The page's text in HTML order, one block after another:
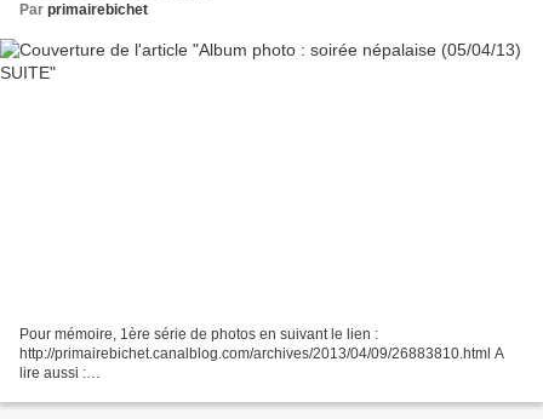
Par primairebichet
Pour mémoire, 1ère série de photos en suivant le lien :
http://primairebichet.canalblog.com/archives/2013/04/09/26883810.html A
lire aussi :